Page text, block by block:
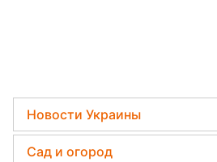
Новости Украины
Мобилизация
Сад и огород